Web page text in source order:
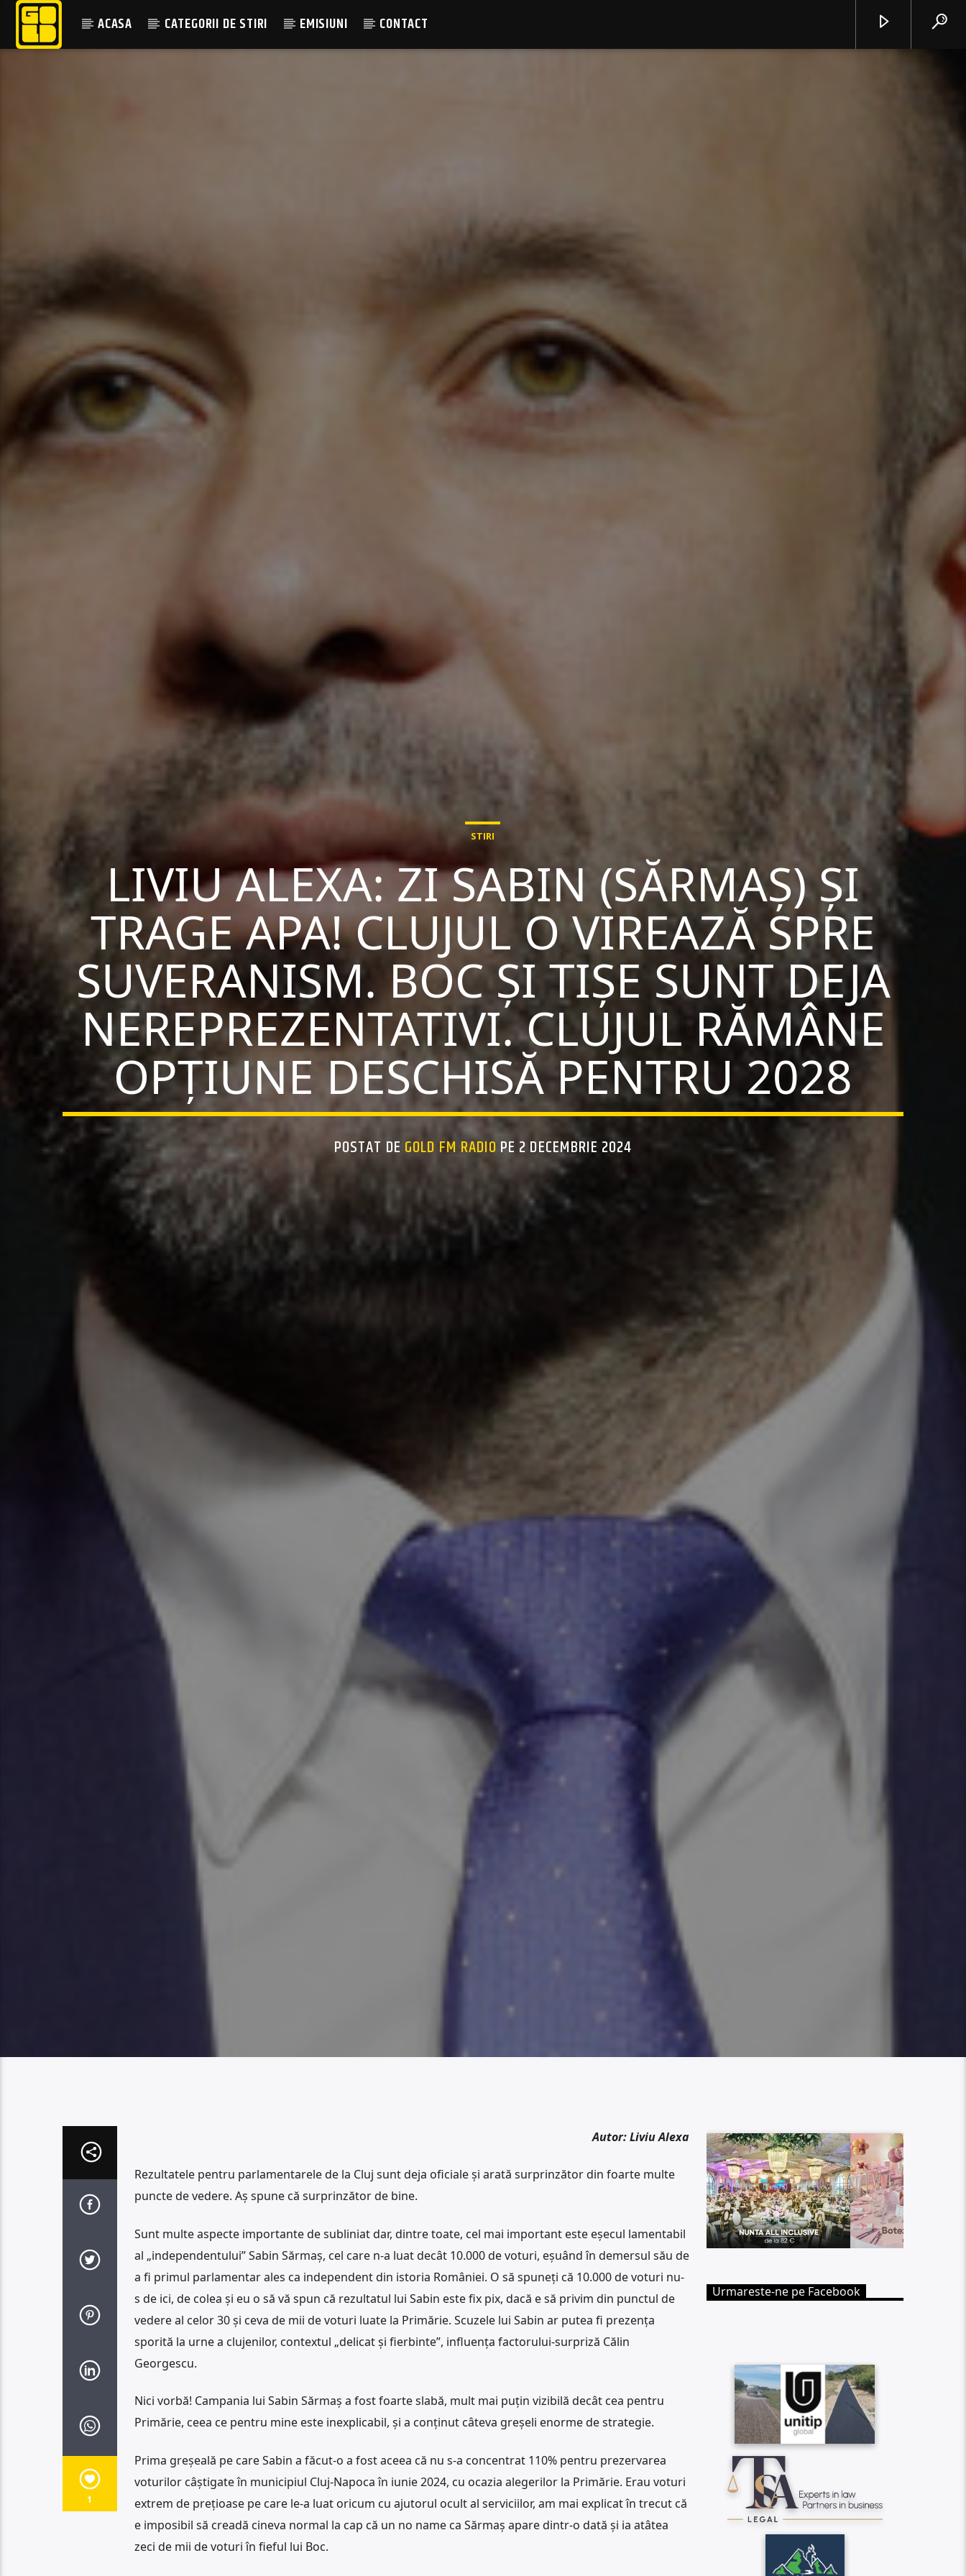
ACASA CATEGORII DE STIRI EMISIUNI CONTACT
STIRI
LIVIU ALEXA: ZI SABIN (SĂRMAȘ) ȘI
TRAGE APA! CLUJUL O VIREAZĂ SPRE
SUVERANISM. BOC ȘI TIȘE SUNT DEJA
NEREPREZENTATIVI. CLUJUL RĂMÂNE
OPȚIUNE DESCHISĂ PENTRU 2028
POSTAT DE GOLD FM RADIO PE 2 DECEMBRIE 2024
1
Autor: Liviu Alexa
Rezultatele pentru parlamentarele de la Cluj sunt deja oficiale și arată surprinzător din foarte multe
puncte de vedere. Aș spune că surprinzător de bine.
Sunt multe aspecte importante de subliniat dar, dintre toate, cel mai important este eșecul lamentabil
al „independentului” Sabin Sărmaș, cel care n-a luat decât 10.000 de voturi, eșuând în demersul său de
a fi primul parlamentar ales ca independent din istoria României. O să spuneți că 10.000 de voturi nu-
s de ici, de colea și eu o să vă spun că rezultatul lui Sabin este fix pix, dacă e să privim din punctul de
vedere al celor 30 și ceva de mii de voturi luate la Primărie. Scuzele lui Sabin ar putea fi prezența
sporită la urne a clujenilor, contextul „delicat și fierbinte”, influența factorului-surpriză Călin
Georgescu.
Nici vorbă! Campania lui Sabin Sărmaș a fost foarte slabă, mult mai puțin vizibilă decât cea pentru
Primărie, ceea ce pentru mine este inexplicabil, și a conținut câteva greșeli enorme de strategie.
Prima greșeală pe care Sabin a făcut-o a fost aceea că nu s-a concentrat 110% pentru prezervarea
voturilor câștigate în municipiul Cluj-Napoca în iunie 2024, cu ocazia alegerilor la Primărie. Erau voturi
extrem de prețioase pe care le-a luat oricum cu ajutorul ocult al serviciilor, am mai explicat în trecut că
e imposibil să creadă cineva normal la cap că un no name ca Sărmaș apare dintr-o dată și ia atâtea
zeci de mii de voturi în fieful lui Boc.
Urmareste-ne pe Facebook